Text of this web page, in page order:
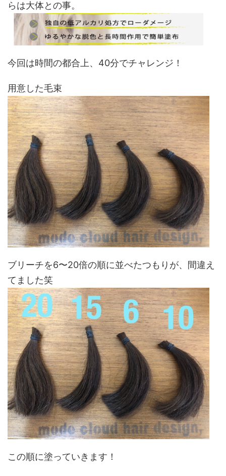
らは大体との事。
今回は時間の都合上、40分でチャレンジ！
用意した毛束
ブリーチを6〜20倍の順に並べたつもりが、間違え
てました笑
この順に塗っていきます！